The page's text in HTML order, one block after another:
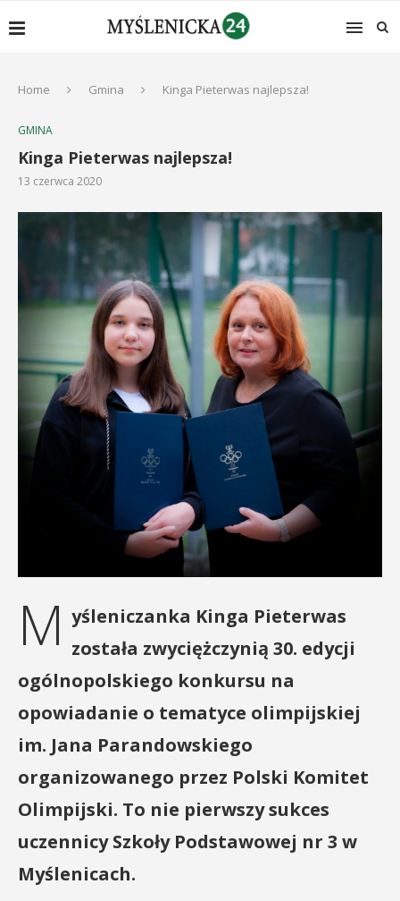
Home Gmina Kinga Pieterwas najlepsza!
GMINA
Kinga Pieterwas najlepsza!
13 czerwca 2020
M yśleniczanka Kinga Pieterwas
została zwyciężczynią 30. edycji
ogólnopolskiego konkursu na
opowiadanie o tematyce olimpijskiej
im. Jana Parandowskiego
organizowanego przez Polski Komitet
Olimpijski. To nie pierwszy sukces
uczennicy Szkoły Podstawowej nr 3 w
Myślenicach.